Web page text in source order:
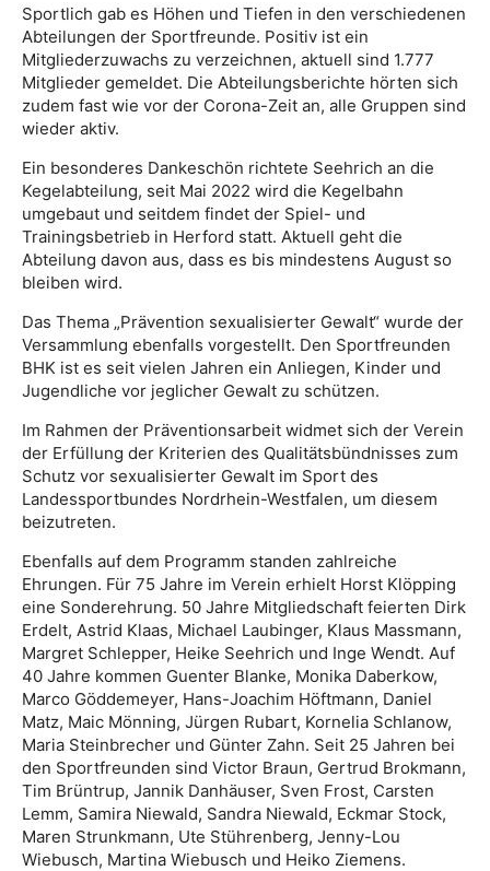
Sportlich gab es Höhen und Tiefen in den verschiedenen
Abteilungen der Sportfreunde. Positiv ist ein
Mitgliederzuwachs zu verzeichnen, aktuell sind 1.777
Mitglieder gemeldet. Die Abteilungsberichte hörten sich
zudem fast wie vor der Corona-Zeit an, alle Gruppen sind
wieder aktiv.
Ein besonderes Dankeschön richtete Seehrich an die
Kegelabteilung, seit Mai 2022 wird die Kegelbahn
umgebaut und seitdem findet der Spiel- und
Trainingsbetrieb in Herford statt. Aktuell geht die
Abteilung davon aus, dass es bis mindestens August so
bleiben wird.
Das Thema „Prävention sexualisierter Gewalt“ wurde der
Versammlung ebenfalls vorgestellt. Den Sportfreunden
BHK ist es seit vielen Jahren ein Anliegen, Kinder und
Jugendliche vor jeglicher Gewalt zu schützen.
Im Rahmen der Präventionsarbeit widmet sich der Verein
der Erfüllung der Kriterien des Qualitätsbündnisses zum
Schutz vor sexualisierter Gewalt im Sport des
Landessportbundes Nordrhein-Westfalen, um diesem
beizutreten.
Ebenfalls auf dem Programm standen zahlreiche
Ehrungen. Für 75 Jahre im Verein erhielt Horst Klöpping
eine Sonderehrung. 50 Jahre Mitgliedschaft feierten Dirk
Erdelt, Astrid Klaas, Michael Laubinger, Klaus Massmann,
Margret Schlepper, Heike Seehrich und Inge Wendt. Auf
40 Jahre kommen Guenter Blanke, Monika Daberkow,
Marco Göddemeyer, Hans-Joachim Höftmann, Daniel
Matz, Maic Mönning, Jürgen Rubart, Kornelia Schlanow,
Maria Steinbrecher und Günter Zahn. Seit 25 Jahren bei
den Sportfreunden sind Victor Braun, Gertrud Brokmann,
Tim Brüntrup, Jannik Danhäuser, Sven Frost, Carsten
Lemm, Samira Niewald, Sandra Niewald, Eckmar Stock,
Maren Strunkmann, Ute Stührenberg, Jenny-Lou
Wiebusch, Martina Wiebusch und Heiko Ziemens.